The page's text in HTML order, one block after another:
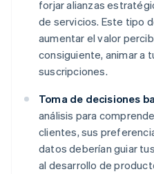
forjar alianzas
de servicios. Este tipo
aumentar el valor
consiguiente, animar a
suscripciones.
Toma de decisiones
análisis para
clientes, sus
datos deberían guiar
al desarrollo de